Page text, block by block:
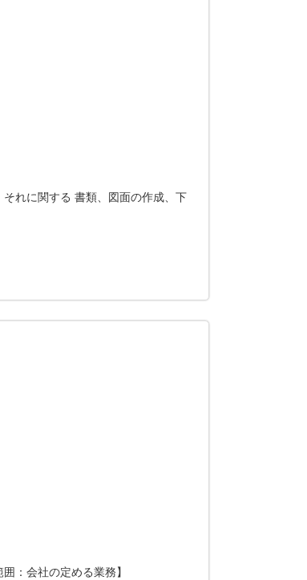
れに関する 書類、図面の作成、下
：会社の定める業務】